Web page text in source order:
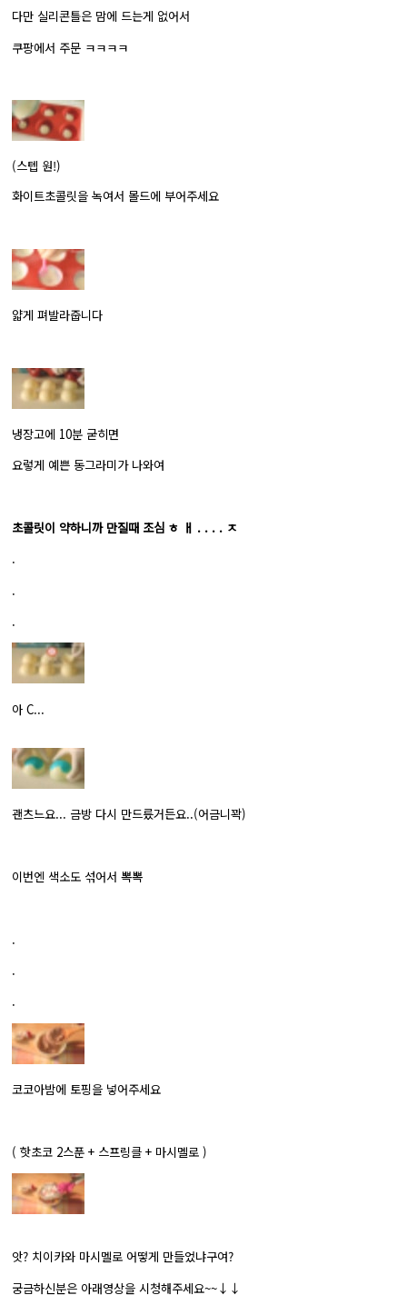
다만 실리콘틀은 맘에 드는게 없어서
쿠팡에서 주문 ㅋㅋㅋㅋ
(스텝 원!)
화이트초콜릿을 녹여서 몰드에 부어주세요
얇게 펴발라줍니다
냉장고에 10분 굳히면
요렇게 예쁜 동그라미가 나와여
초콜릿이 약하니까 만질때 조심 ㅎ ㅐ . . . . ㅈ
.
.
.
아 C...
괜츠느요... 금방 다시 만드릈거든요..(어금니꽉)
이번엔 색소도 섞어서 뽁뽁
.
.
.
코코아밤에 토핑을 넣어주세요
( 핫초코 2스푼 + 스프링클 + 마시멜로 )
앗? 치이카와 마시멜로 어떻게 만들었냐구여?
궁금하신분은 아래영상을 시청해주세요~~↓↓